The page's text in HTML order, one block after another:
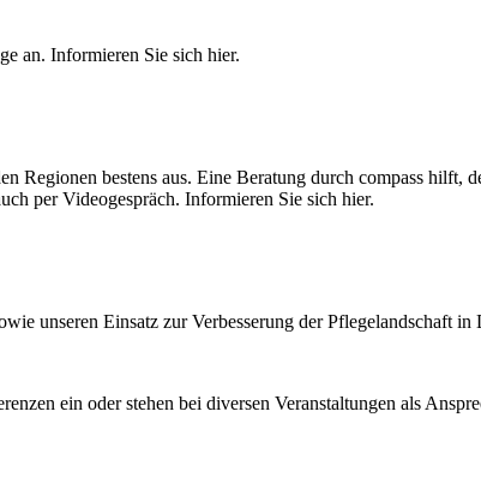
an. Informieren Sie sich hier.
bestens aus. Eine Beratung durch compass hilft,
per Videogespräch. Informieren Sie sich hier.
unseren Einsatz zur Verbesserung der Pflegelandschaft in
ein oder stehen bei diversen Veranstaltungen als